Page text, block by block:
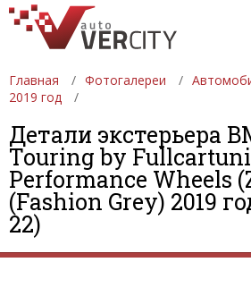
Главная Фотогалереи
2019 год
Детали экстерьера
Touring by
Performance Wheels
(Fashion Grey) 2019
22)
ФОТОГАЛЕРЕИ
АВТОСАЛОНЫ